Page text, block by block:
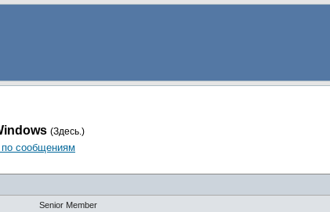
(Здесь.)
по сообщениям
Senior Member